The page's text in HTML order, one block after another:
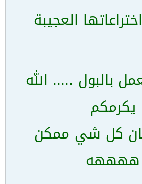
العجيبة
بالبول ..... الله
يكرمكم
كل شي ممكن
ههههه